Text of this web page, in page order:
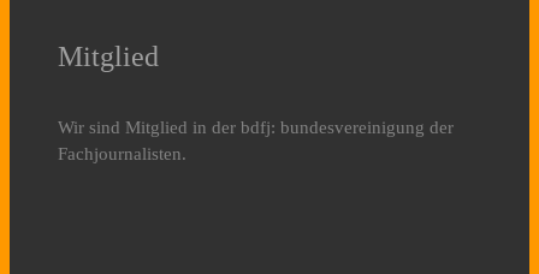
Mitglied
Wir sind Mitglied in der bdfj: bundesvereinigung der
Fachjournalisten.